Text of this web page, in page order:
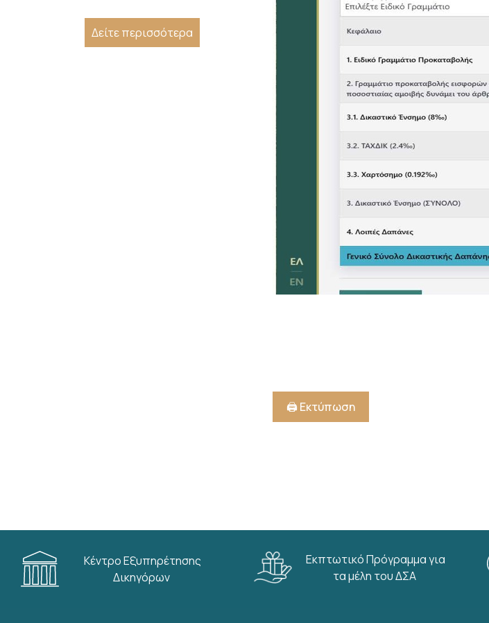
Δείτε περισσότερα
🖨️ Εκτύπωση
Κέντρο Εξυπηρέτησης
Δικηγόρων
Εκπτωτικό Πρόγραμμα για
τα μέλη του ΔΣΑ